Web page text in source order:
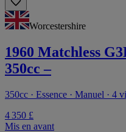
Worcestershire
1960 Matchless
350cc –
350cc · Essence · Manuel · 4
4 350 £
Mis en avant